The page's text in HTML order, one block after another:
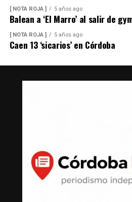
[ NOTA ROJA ] 5 años ago
Balean a ‘El Marro’ al salir de
[ NOTA ROJA ] 5 años ago
Caen 13 ‘sicarios’ en Córdoba